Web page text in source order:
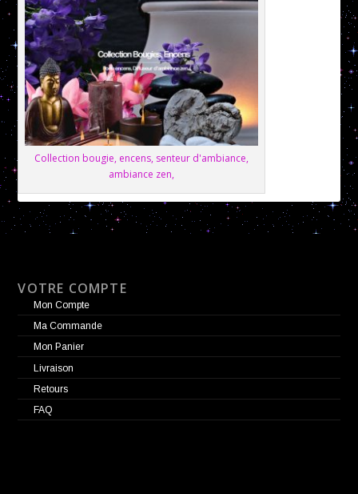
Collection bougie, encens, senteur d'ambiance,
ambiance zen,
VOTRE COMPTE
Mon Compte
Ma Commande
Mon Panier
Livraison
Retours
FAQ